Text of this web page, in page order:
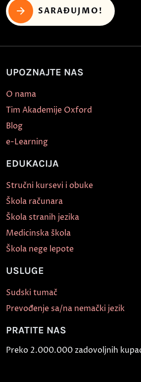
SARAĐUJMO!
UPOZNAJTE NAS
O nama
Tim Akademije Oxford
Blog
e-Learning
EDUKACIJA
Stručni kursevi i obuke
Škola računara
Škola stranih jezika
Medicinska škola
Škola nege lepote
USLUGE
Sudski tumač
Prevođenje sa/na nemački jezik
PRATITE NAS
Preko 2.000.000 zadovoljnih